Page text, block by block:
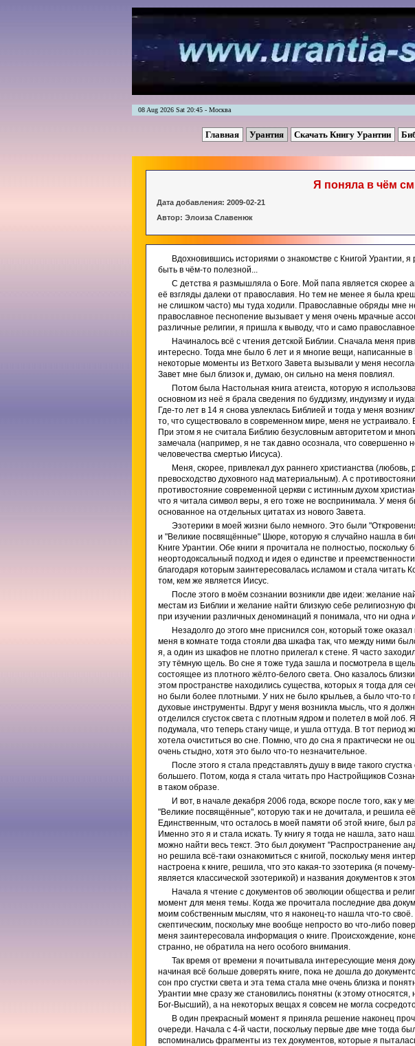
08 Aug 2026 Sat 20:45 - Москва
Главная Урантия Скачать Книгу Урантии
Я поняла в чём
Дата добавления: 2009-02-21
Автор: Элоиза Славенюк
Вдохновившись историями о знакомстве с Книгой Урантии,
быть в чём-то полезной...
С детства я размышляла о Боге. Мой папа является скорее
её взгляды далеки от православия. Но тем не менее я была
не слишком часто) мы туда ходили. Православные обряды мне
православное песнопение вызывает у меня очень мрачные
различные религии, я пришла к выводу, что и само
Начиналось всё с чтения детской Библии. Сначала меня
интересно. Тогда мне было 6 лет и я многие вещи, написанные
некоторые моменты из Ветхого Завета вызывали у меня
Завет мне был близок и, думаю, он сильно на меня повлиял.
Потом была Настольная книга атеиста, которую я
основном из неё я брала сведения по буддизму, индуизму и
Где-то лет в 14 я снова увлеклась Библией и тогда у меня
то, что существовало в современном мире, меня не
При этом я не считала Библию безусловным авторитетом и
замечала (например, я не так давно осознала, что совершенно
человечества смертью Иисуса).
Меня, скорее, привлекал дух раннего христианства (любовь,
превосходство духовного над материальным). А с
противостояние современной церкви с истинным духом
что я читала символ веры, я его тоже не воспринимала. У меня
основанное на отдельных цитатах из нового Завета.
Эзотерики в моей жизни было немного. Это были
и "Великие посвящённые" Шюре, которую я случайно нашла в
Книге Урантии. Обе книги я прочитала не полностью,
неортодоксальный подход и идея о единстве и
благодаря которым заинтересовалась исламом и стала читать
том, кем же является Иисус.
После этого в моём сознании возникли две идеи: желание
местам из Библии и желание найти близкую себе
при изучении различных деноминаций я понимала, что ни одна
Незадолго до этого мне приснился сон, который тоже
меня в комнате тогда стояли два шкафа так, что между ними
я, а один из шкафов не плотно прилегал к стене. Я часто
эту тёмную щель. Во сне я тоже туда зашла и посмотрела в
состоящее из плотного жёлто-белого света. Оно казалось
этом пространстве находились существа, которых я тогда для
но были более плотными. У них не было крыльев, а было что-то
духовые инструменты. Вдруг у меня возникла мысль, что я
отделился сгусток света с плотным ядром и полетел в мой лоб.
подумала, что теперь стану чище, и ушла оттуда. В тот период
хотела очиститься во сне. Помню, что до сна я практически не
очень стыдно, хотя это было что-то незначительное.
После этого я стала представлять душу в виде такого
большего. Потом, когда я стала читать про Настройщиков
в таком образе.
И вот, в начале декабря 2006 года, вскоре после того, как у
"Великие посвящённые", которую так и не дочитала, и решила
Единственным, что осталось в моей памяти об этой книге, был
Именно это я и стала искать. Ту книгу я тогда не нашла, зато
можно найти весь текст. Это был документ "Распространение
но решила всё-таки ознакомиться с книгой, поскольку меня
настроена к книге, решила, что это какая-то эзотерика (я
является классической эзотерикой) и названия документов к
Начала я чтение с документов об эволюции общества и
момент для меня темы. Когда же прочитала последние два
моим собственным мыслям, что я наконец-то нашла что-то
скептическим, поскольку мне вообще непросто во что-либо
меня заинтересовала информация о книге. Происхождение,
странно, не обратила на него особого внимания.
Так время от времени я почитывала интересующие меня
начиная всё больше доверять книге, пока не дошла до
сон про сгустки света и эта тема стала мне очень близка и
Урантии мне сразу же становились понятны (к этому
Бог-Высший), а на некоторых вещах я совсем не могла
В один прекрасный момент я приняла решение наконец
очереди. Начала с 4-й части, поскольку первые две мне тогда
вспоминались фрагменты из тех документов, которые я